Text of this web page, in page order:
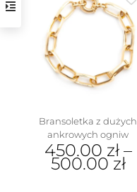
Bransoletka z dużych
ankrowych ogniw
450.00 zł–
500.00 zł